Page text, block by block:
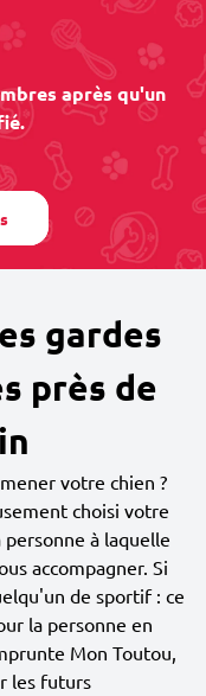
après qu'un
gardes
près de
votre chien ?
choisi votre
à laquelle
accompagner. Si
de sportif : ce
la personne en
Mon Toutou,
les futurs